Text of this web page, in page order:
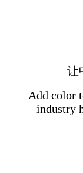
让中
Add color to
industry